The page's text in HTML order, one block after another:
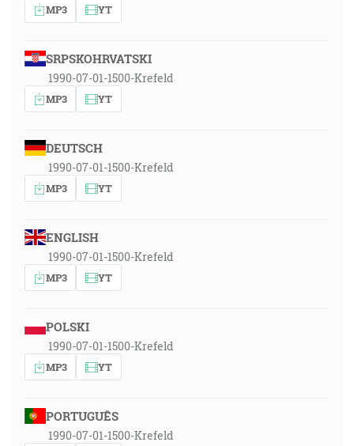
MP3 YT
SRPSKOHRVATSKI
1990-07-01-1500-Krefeld
MP3 YT
DEUTSCH
1990-07-01-1500-Krefeld
MP3 YT
ENGLISH
1990-07-01-1500-Krefeld
MP3 YT
POLSKI
1990-07-01-1500-Krefeld
MP3 YT
PORTUGUÊS
1990-07-01-1500-Krefeld